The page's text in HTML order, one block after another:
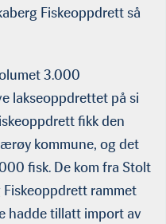
Fiskeoppdrett så
3.000
lakseoppdrettet på si
fikk den
kommune, og det
fisk. De kom fra Stolt
Fiskeoppdrett rammet
hadde tillatt import av